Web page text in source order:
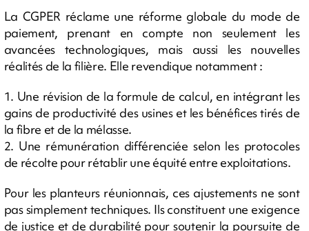
La CGPER réclame une réforme globale du mode de
paiement, prenant en compte non seulement les
avancées technologiques, mais aussi les nouvelles
réalités de la filière. Elle revendique notamment :
1. Une révision de la formule de calcul, en intégrant les
gains de productivité des usines et les bénéfices tirés de
la fibre et de la mélasse.
2. Une rémunération différenciée selon les protocoles
de récolte pour rétablir une équité entre exploitations.
Pour les planteurs réunionnais, ces ajustements ne sont
pas simplement techniques. Ils constituent une exigence
de justice et de durabilité pour soutenir la poursuite de